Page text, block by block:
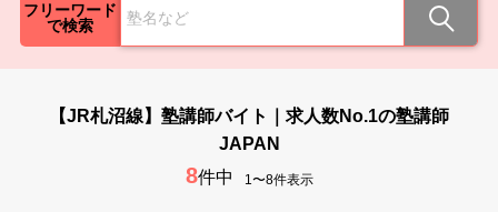
フリーワード
で検索
【JR札沼線】塾講師バイト｜求人数No.1の塾講師
JAPAN
8件中 1〜8件表示